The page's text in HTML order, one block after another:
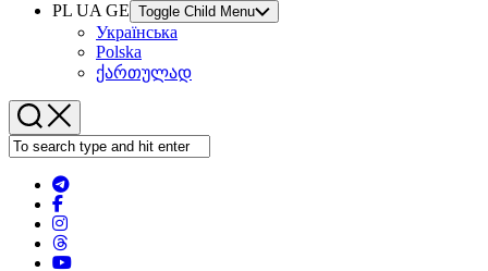
PL UA GE Toggle Child Menu
Українська
Polska
ქართულად